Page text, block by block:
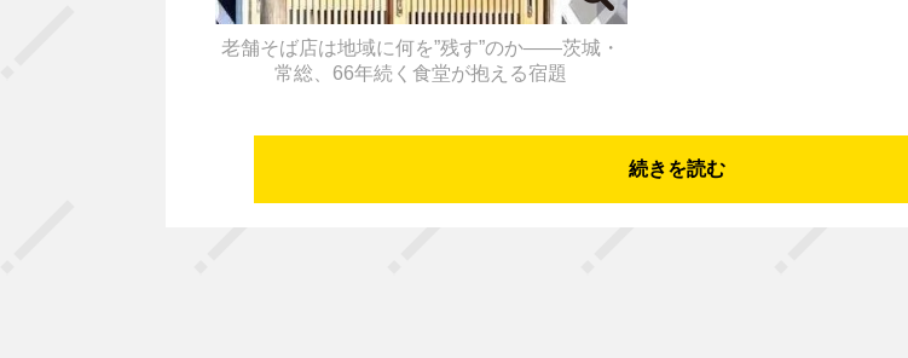
老舗そば店は地域に何を”残す”のか――茨城・
常総、66年続く食堂が抱える宿題
続きを読む